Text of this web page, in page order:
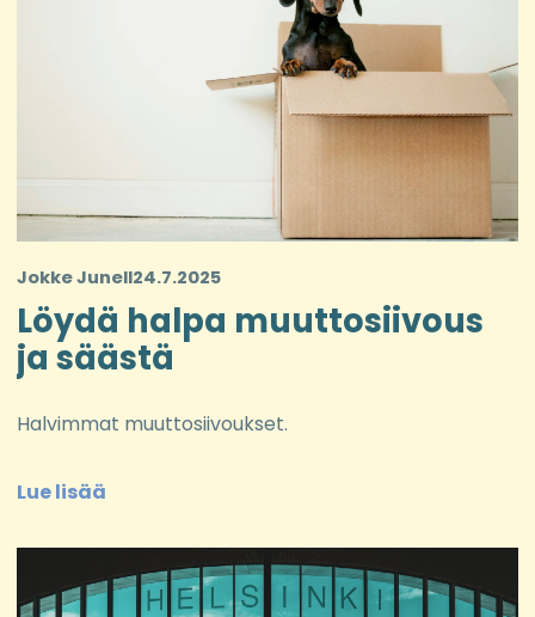
Jokke Junell24.7.2025
Löydä halpa muuttosiivous
ja säästä
Halvimmat muuttosiivoukset.
Lue lisää